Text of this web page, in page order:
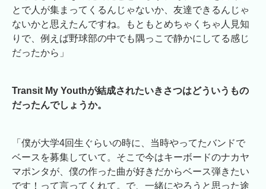
とで人が集まってくるんじゃないか、友達できるんじゃ
ないかと思えたんですね。もともとめちゃくちゃ人見知
りで、例えば野球部の中でも隅っこで静かにしてる感じ
だったから」
Transit My Youthが結成されたいきさつはどういうもの
だったんでしょうか。
「僕が大学4回生ぐらいの時に、当時やってたバンドで
ベースを募集していて。そこで今はキーボードのナカヤ
マポンタが、僕の作った曲が好きだからベース弾きたい
です！って言ってくれて。で、一緒にやろうと思った途